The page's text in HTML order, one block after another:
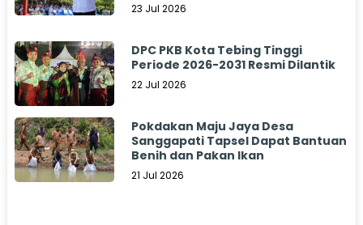
23 Jul 2026
DPC PKB Kota Tebing Tinggi
Periode 2026-2031 Resmi Dilantik
22 Jul 2026
Pokdakan Maju Jaya Desa
Sanggapati Tapsel Dapat Bantuan
Benih dan Pakan Ikan
21 Jul 2026